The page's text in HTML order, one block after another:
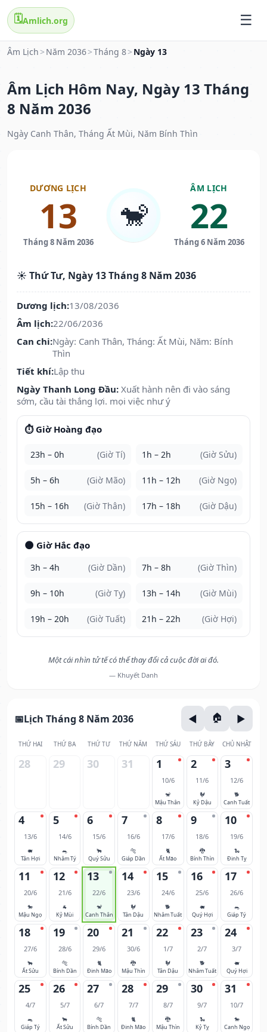
🗓️Amlich.org
Âm Lịch > Năm 2036>Tháng 8> Ngày 13
Âm Lịch Hôm Nay, Ngày 13 Tháng
8 Năm 2036
Ngày Canh Thân, Tháng Ất Mùi, Năm Bính Thìn
DƯƠNG LỊCH
13
Tháng 8 Năm 2036
🐒
ÂM LỊCH
22
Tháng 6 Năm 2036
☀️ Thứ Tư, Ngày 13 Tháng 8 Năm 2036
Dương lịch:13/08/2036
Âm lịch:22/06/2036
Can chi:Ngày: Canh Thân, Tháng: Ất Mùi, Năm: Bính
Thìn
Tiết khí:Lập thu
Ngày Thanh Long Đầu: Xuất hành nên đi vào sáng
sớm, cầu tài thắng lợi. mọi việc như ý
⏱️ Giờ Hoàng đạo
23h – 0h (Giờ Tí) 1h – 2h (Giờ Sửu)
5h – 6h (Giờ Mão) 11h – 12h (Giờ Ngọ)
15h – 16h (Giờ Thân) 17h – 18h (Giờ Dậu)
🌑 Giờ Hắc đạo
3h – 4h (Giờ Dần) 7h – 8h (Giờ Thìn)
9h – 10h (Giờ Tỵ) 13h – 14h (Giờ Mùi)
19h – 20h (Giờ Tuất) 21h – 22h (Giờ Hợi)
Một cái nhìn tử tế có thể thay đổi cả cuộc đời ai đó.
— Khuyết Danh
Lịch Tháng 8 Năm 2036
THỨ HAI THỨ BA THỨ TƯ THỨ NĂM THỨ SÁU THỨ BẢY CHỦ NHẬT
28 29 30 31 1
10/6
🐒
Mậu Thân
2
11/6
🐓
Kỷ Dậu
3
12/6
🐕
Canh Tuất
4
13/6
🐖
Tân Hợi
5
14/6
🐀
Nhâm Tý
6
15/6
🐂
Quý Sửu
7
16/6
🐅
Giáp Dần
8
17/6
🐈
Ất Mão
9
18/6
🐉
Bính Thìn
10
19/6
🐍
Đinh Tỵ
11
20/6
🐎
Mậu Ngọ
12
21/6
🐐
Kỷ Mùi
13
22/6
🐒
Canh Thân
14
23/6
🐓
Tân Dậu
15
24/6
🐕
Nhâm Tuất
16
25/6
🐖
Quý Hợi
17
26/6
🐀
Giáp Tý
18
27/6
🐂
Ất Sửu
19
28/6
🐅
Bính Dần
20
29/6
🐈
Đinh Mão
21
30/6
🐉
Mậu Thìn
22
1/7
🐓
Tân Dậu
23
2/7
🐕
Nhâm Tuất
24
3/7
🐖
Quý Hợi
25
4/7
🐀
Giáp Tý
26
5/7
🐂
Ất Sửu
27
6/7
🐅
Bính Dần
28
7/7
🐈
Đinh Mão
29
8/7
🐉
Mậu Thìn
30
9/7
🐍
Kỷ Tỵ
31
10/7
🐎
Canh Ngọ